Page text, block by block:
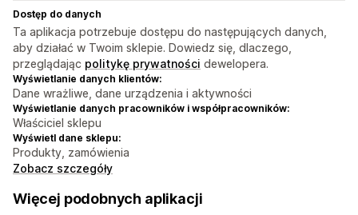
Dostęp do danych
Ta aplikacja potrzebuje dostępu do następujących danych,
aby działać w Twoim sklepie. Dowiedz się, dlaczego,
przeglądając politykę prywatności dewelopera.
Wyświetlanie danych klientów:
Dane wrażliwe, dane urządzenia i aktywności
Wyświetlanie danych pracowników i współpracowników:
Właściciel sklepu
Wyświetl dane sklepu:
Produkty, zamówienia
Zobacz szczegóły
Więcej podobnych aplikacji